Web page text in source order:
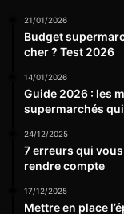
21/01/2026
Budget
cher ? Test 2026
14/01/2026
Guide 2026 : les
supermarchés
24/12/2025
7 erreurs qui
rendre compte
17/12/2025
Mettre en place